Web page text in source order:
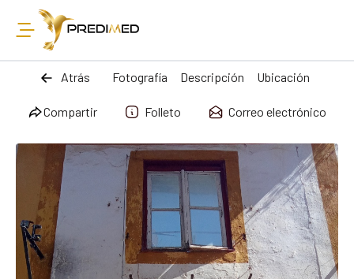
Atrás Fotografía Descripción Ubicación
Compartir Folleto Correo electrónico